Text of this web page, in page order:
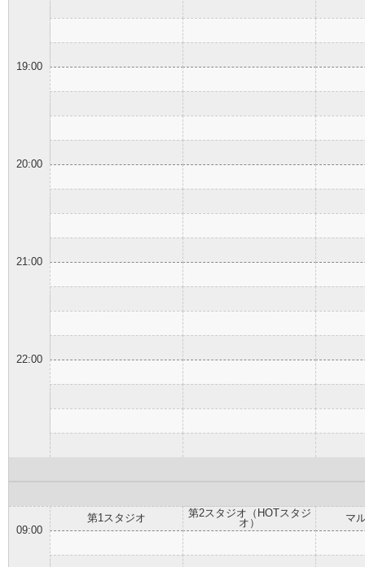
19:00
20:00
21:00
22:00
第1スタジオ
第2スタジオ（HOTスタジ
オ）
マ
09:00